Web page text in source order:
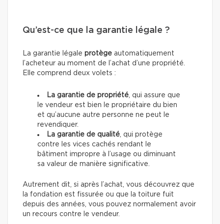
Qu’est-ce que la garantie légale ?
La garantie légale protège automatiquement
l’acheteur au moment de l’achat d’une propriété.
Elle comprend deux volets :
La garantie de propriété , qui assure que
le vendeur est bien le propriétaire du bien
et qu’aucune autre personne ne peut le
revendiquer.
La garantie de qualité , qui protège
contre les vices cachés rendant le
bâtiment impropre à l’usage ou diminuant
sa valeur de manière significative.
Autrement dit, si après l’achat, vous découvrez que
la fondation est fissurée ou que la toiture fuit
depuis des années, vous pouvez normalement avoir
un recours contre le vendeur.